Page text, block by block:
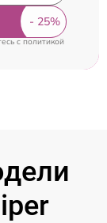
cполитикой